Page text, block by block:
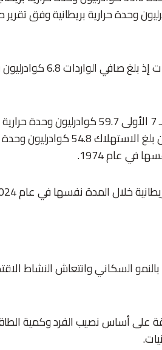
الطاقة خلال المدة نفسها عند 41.6 كوادرليون وحدة حرارية بريطانية وفق
وتعني هذه الفجوة أن الولايات المتحدة اعتمدت على الواردات
خلال الأشهر الـ 7 الأولى 59.7 كوادرليون وحدة حرارية
بريطانية بزيادة 68 بالمئة عن المدة نفسها عام 1974 في حين بلغ
استهلاك الطاقة منذ عام 1974 مدفوعاً بالنمو السكاني وانتعاش
على أساس نصيب الفرد وكمية